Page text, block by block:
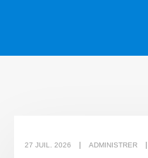
27 JUIL. 2026 ADMINISTRER